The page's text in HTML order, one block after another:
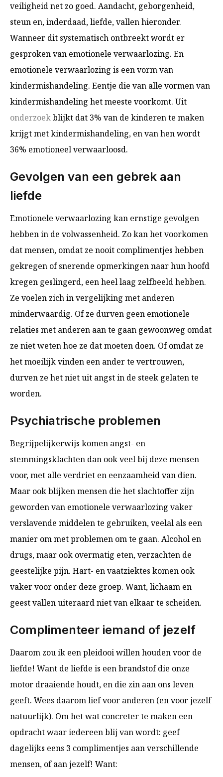
veiligheid net zo goed. Aandacht, geborgenheid,
steun en, inderdaad, liefde, vallen hieronder.
Wanneer dit systematisch ontbreekt wordt er
gesproken van emotionele verwaarlozing. En
emotionele verwaarlozing is een vorm van
kindermishandeling. Eentje die van alle vormen van
kindermishandeling het meeste voorkomt. Uit
onderzoekblijkt dat 3% van de kinderen te maken
krijgt met kindermishandeling, en van hen wordt
36% emotioneel verwaarloosd.
Gevolgen van een gebrek aan
liefde
Emotionele verwaarlozing kan ernstige gevolgen
hebben in de volwassenheid. Zo kan het voorkomen
dat mensen, omdat ze nooit complimentjes hebben
gekregen of snerende opmerkingen naar hun hoofd
kregen geslingerd, een heel laag zelfbeeld hebben.
Ze voelen zich in vergelijking met anderen
minderwaardig. Of ze durven geen emotionele
relaties met anderen aan te gaan gewoonweg omdat
ze niet weten hoe ze dat moeten doen. Of omdat ze
het moeilijk vinden een ander te vertrouwen,
durven ze het niet uit angst in de steek gelaten te
worden.
Psychiatrische problemen
Begrijpelijkerwijs komen angst- en
stemmingsklachten dan ook veel bij deze mensen
voor, met alle verdriet en eenzaamheid van dien.
Maar ook blijken mensen die het slachtoffer zijn
geworden van emotionele verwaarlozing vaker
verslavende middelen te gebruiken, veelal als een
manier om met problemen om te gaan. Alcohol en
drugs, maar ook overmatig eten, verzachten de
geestelijke pijn. Hart- en vaatziektes komen ook
vaker voor onder deze groep. Want, lichaam en
geest vallen uiteraard niet van elkaar te scheiden.
Complimenteer iemand of jezelf
Daarom zou ik een pleidooi willen houden voor de
liefde! Want de liefde is een brandstof die onze
motor draaiende houdt, en die zin aan ons leven
geeft. Wees daarom lief voor anderen (en voor jezelf
natuurlijk). Om het wat concreter te maken een
opdracht waar iedereen blij van wordt: geef
dagelijks eens 3 complimentjes aan verschillende
mensen, of aan jezelf! Want: